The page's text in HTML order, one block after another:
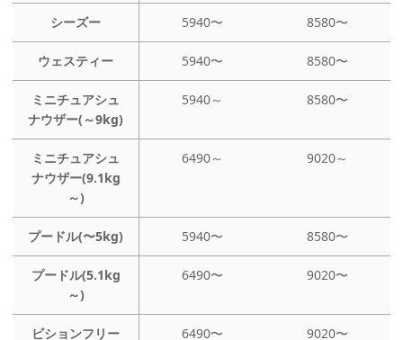
シーズー 5940〜 8580〜
ウェスティー 5940〜 8580〜
ミニチュアシュ
ナウザー(～9kg)
5940～ 8580〜
ミニチュアシュ
ナウザー(9.1kg
～)
6490～ 9020～
プードル(〜5kg) 5940〜 8580〜
プードル(5.1kg
～)
6490〜 9020〜
ビションフリー
6490〜 9020〜